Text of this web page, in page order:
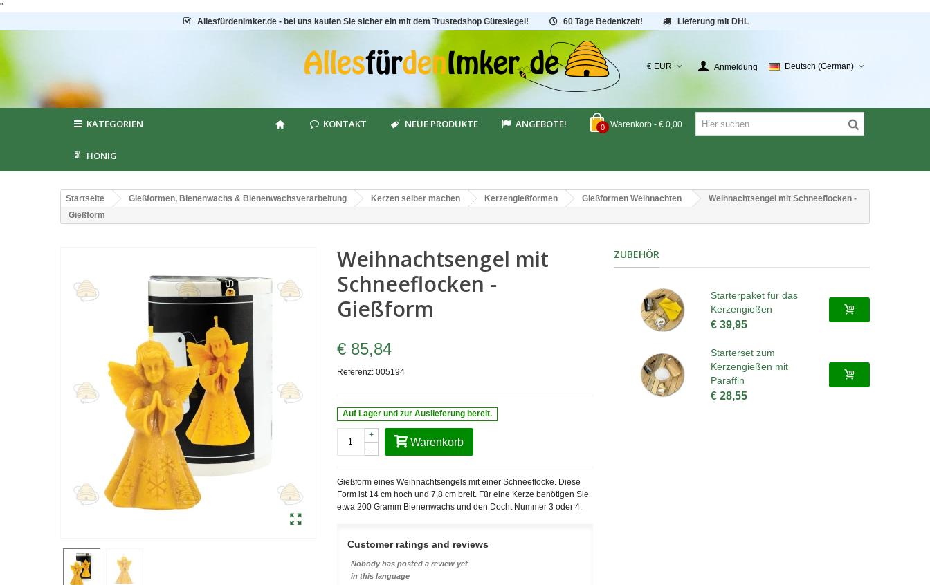
"
AllesfürdenImker.de - bei uns kaufen Sie sicher ein mit dem Trustedshop Gütesiegel!
60 Tage Bedenkzeit! Lieferung mit DHL
€ EUR Anmeldung Deutsch (German)
0 Warenkorb - € 0,00
KATEGORIEN KONTAKT NEUE PRODUKTE ANGEBOTE!
HONIG
Startseite Gießformen, Bienenwachs & Bienenwachsverarbeitung Kerzen selber machen Kerzengießformen Gießformen Weihnachten
Weihnachtsengel mit Schneeflocken -
Gießform
Weihnachtsengel mit
Schneeflocken -
Gießform
€ 85,84
Referenz: 005194
Auf Lager und zur Auslieferung bereit.
-
+
Warenkorb
Gießform eines Weihnachtsengels mit einer Schneeflocke. Diese
Form ist 14 cm hoch und 7,8 cm breit. Für eine Kerze benötigen Sie
etwa 200 Gramm Bienenwachs und den Docht Nummer 3 oder 4.
Customer ratings and reviews
Nobody has posted a review yet
in this language
ZUBEHÖR
Starterpaket für das
Kerzengießen
€ 39,95
Starterset zum
Kerzengießen mit
Paraffin
€ 28,55